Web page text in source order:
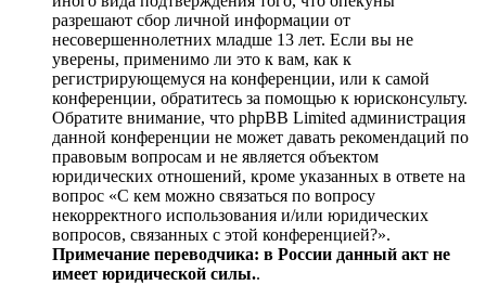
разрешают сбор личной информации от
несовершеннолетних младше 13 лет. Если вы не
уверены, применимо ли это к вам, как к
регистрирующемуся на конференции, или к самой
конференции, обратитесь за помощью к юрисконсульту.
Обратите внимание, что phpBB Limited администрация
данной конференции не может давать рекомендаций по
правовым вопросам и не является объектом
юридических отношений, кроме указанных в ответе на
вопрос «С кем можно связаться по вопросу
некорректного использования и/или юридических
вопросов, связанных с этой конференцией?».
Примечание переводчика: в России данный акт не
имеет юридической силы..